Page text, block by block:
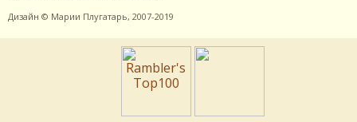
Дизайн © Марии Плугатарь, 2007-2019